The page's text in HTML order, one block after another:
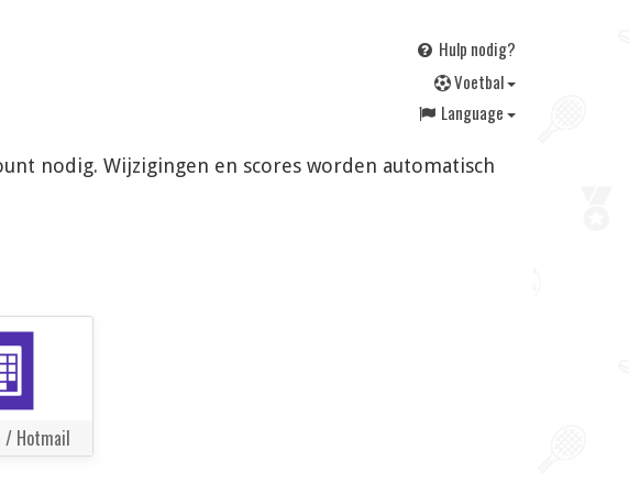
Hulp nodig?
Voetbal
Language
nodig. Wijzigingen en scores worden automatisch
/ Hotmail